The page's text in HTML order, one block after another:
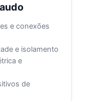
e conexões
e isolamento
e
de